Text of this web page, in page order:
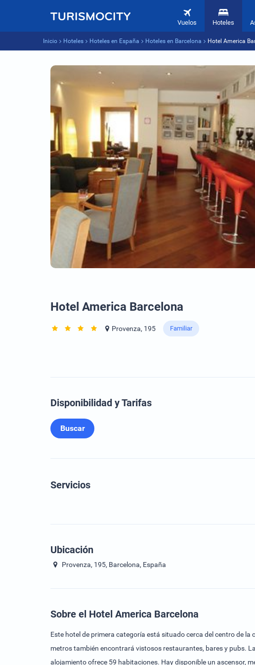
Vuelos Hoteles
Inicio Hoteles Hoteles en España Hoteles en Barcelona Hotel America
Hotel America Barcelona
Provenza, 195 Familiar
Disponibilidad y Tarifas
Buscar
Servicios
Ubicación
Provenza, 195, Barcelona, España
Sobre el Hotel America Barcelona
Este hotel de primera categoría está situado cerca del centro de
metros también encontrará vistosos restaurantes, bares y pubs.
alojamiento ofrece 59 habitaciones. Hay disponible un ascensor,